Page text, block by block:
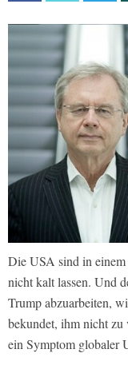
Die USA sind in einem
nicht kalt lassen. Und
Trump abzuarbeiten,
bekundet, ihm nicht zu
ein Symptom globaler